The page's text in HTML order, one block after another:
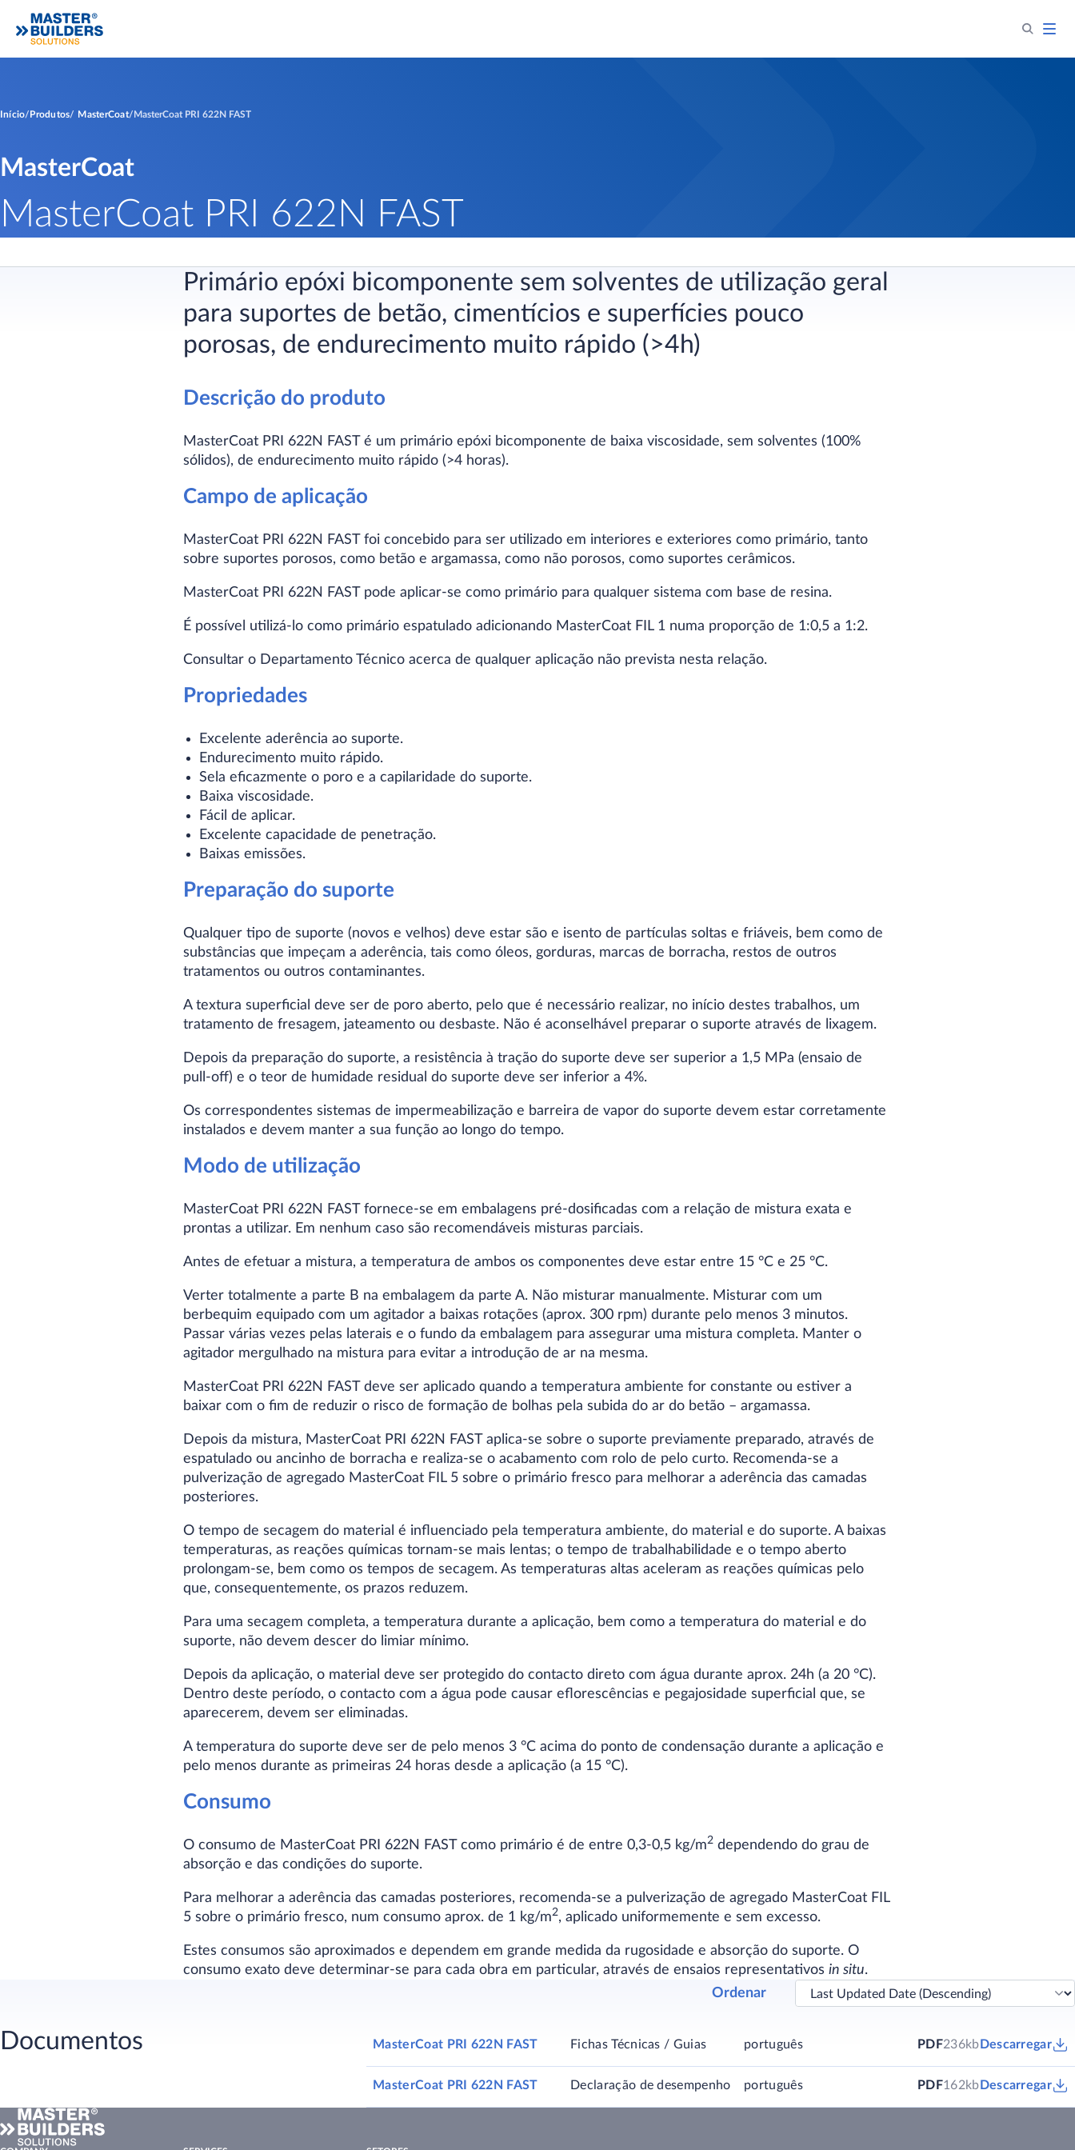
Início Produtos MasterCoat MasterCoat PRI 622N FAST
MasterCoat
MasterCoat PRI 622N FAST
Primário epóxi bicomponente sem solventes de utilização geral
para suportes de betão, cimentícios e superfícies pouco
porosas, de endurecimento muito rápido (>4h)
Descrição do produto
MasterCoat PRI 622N FAST é um primário epóxi bicomponente de baixa viscosidade, sem solventes (100%
sólidos), de endurecimento muito rápido (>4 horas).
Campo de aplicação
MasterCoat PRI 622N FAST foi concebido para ser utilizado em interiores e exteriores como primário, tanto
sobre suportes porosos, como betão e argamassa, como não porosos, como suportes cerâmicos.
MasterCoat PRI 622N FAST pode aplicar-se como primário para qualquer sistema com base de resina.
É possível utilizá-lo como primário espatulado adicionando MasterCoat FIL 1 numa proporção de 1:0,5 a 1:2.
Consultar o Departamento Técnico acerca de qualquer aplicação não prevista nesta relação.
Propriedades
Excelente aderência ao suporte.
Endurecimento muito rápido.
Sela eficazmente o poro e a capilaridade do suporte.
Baixa viscosidade.
Fácil de aplicar.
Excelente capacidade de penetração.
Baixas emissões.
Preparação do suporte
Qualquer tipo de suporte (novos e velhos) deve estar são e isento de partículas soltas e friáveis, bem como de
substâncias que impeçam a aderência, tais como óleos, gorduras, marcas de borracha, restos de outros
tratamentos ou outros contaminantes.
A textura superficial deve ser de poro aberto, pelo que é necessário realizar, no início destes trabalhos, um
tratamento de fresagem, jateamento ou desbaste. Não é aconselhável preparar o suporte através de lixagem.
Depois da preparação do suporte, a resistência à tração do suporte deve ser superior a 1,5 MPa (ensaio de
pull-off) e o teor de humidade residual do suporte deve ser inferior a 4%.
Os correspondentes sistemas de impermeabilização e barreira de vapor do suporte devem estar corretamente
instalados e devem manter a sua função ao longo do tempo.
Modo de utilização
MasterCoat PRI 622N FAST fornece-se em embalagens pré-dosificadas com a relação de mistura exata e
prontas a utilizar. Em nenhum caso são recomendáveis misturas parciais.
Antes de efetuar a mistura, a temperatura de ambos os componentes deve estar entre 15 °C e 25 °C.
Verter totalmente a parte B na embalagem da parte A. Não misturar manualmente. Misturar com um
berbequim equipado com um agitador a baixas rotações (aprox. 300 rpm) durante pelo menos 3 minutos.
Passar várias vezes pelas laterais e o fundo da embalagem para assegurar uma mistura completa. Manter o
agitador mergulhado na mistura para evitar a introdução de ar na mesma.
MasterCoat PRI 622N FAST deve ser aplicado quando a temperatura ambiente for constante ou estiver a
baixar com o fim de reduzir o risco de formação de bolhas pela subida do ar do betão – argamassa.
Depois da mistura, MasterCoat PRI 622N FAST aplica-se sobre o suporte previamente preparado, através de
espatulado ou ancinho de borracha e realiza-se o acabamento com rolo de pelo curto. Recomenda-se a
pulverização de agregado MasterCoat FIL 5 sobre o primário fresco para melhorar a aderência das camadas
posteriores.
O tempo de secagem do material é influenciado pela temperatura ambiente, do material e do suporte. A baixas
temperaturas, as reações químicas tornam-se mais lentas; o tempo de trabalhabilidade e o tempo aberto
prolongam-se, bem como os tempos de secagem. As temperaturas altas aceleram as reações químicas pelo
que, consequentemente, os prazos reduzem.
Para uma secagem completa, a temperatura durante a aplicação, bem como a temperatura do material e do
suporte, não devem descer do limiar mínimo.
Depois da aplicação, o material deve ser protegido do contacto direto com água durante aprox. 24h (a 20 °C).
Dentro deste período, o contacto com a água pode causar eflorescências e pegajosidade superficial que, se
aparecerem, devem ser eliminadas.
A temperatura do suporte deve ser de pelo menos 3 °C acima do ponto de condensação durante a aplicação e
pelo menos durante as primeiras 24 horas desde a aplicação (a 15 °C).
Consumo
O consumo de MasterCoat PRI 622N FAST como primário é de entre 0,3-0,5 kg/m2 dependendo do grau de
absorção e das condições do suporte.
Para melhorar a aderência das camadas posteriores, recomenda-se a pulverização de agregado MasterCoat FIL
5 sobre o primário fresco, num consumo aprox. de 1 kg/m2, aplicado uniformemente e sem excesso.
Estes consumos são aproximados e dependem em grande medida da rugosidade e absorção do suporte. O
consumo exato deve determinar-se para cada obra em particular, através de ensaios representativos in situ.
Ordenar
Documentos MasterCoat PRI 622N FAST Fichas Técnicas / Guias português PDF236kb Descarregar
MasterCoat PRI 622N FAST Declaração de desempenho português PDF162kb Descarregar